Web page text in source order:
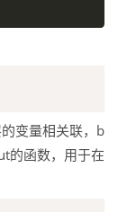
变量相关联，b
的函数，用于在